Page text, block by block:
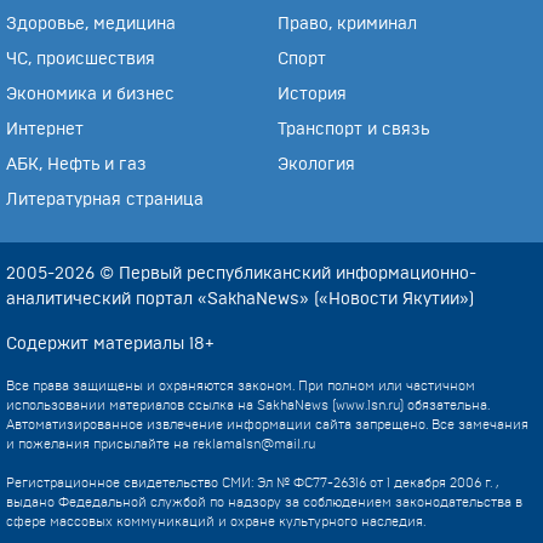
Здоровье, медицина Право, криминал
ЧС, происшествия Спорт
Экономика и бизнес История
Интернет Транспорт и связь
АБК, Нефть и газ Экология
Литературная страница
2005-2026 © Первый республиканский информационно-
аналитический портал «SakhaNews» («Новости Якутии»)
Содержит материалы 18+
Все права защищены и охраняются законом. При полном или частичном
использовании материалов ссылка на SakhaNews (www.1sn.ru) обязательна.
Автоматизированное извлечение информации сайта запрещено. Все замечания
и пожелания присылайте на reklama1sn@mail.ru
Регистрационное свидетельство СМИ: Эл № ФС77-26316 от 1 декабря 2006 г. ,
выдано Федедальной службой по надзору за соблюдением законодательства в
сфере массовых коммуникаций и охране культурного наследия.